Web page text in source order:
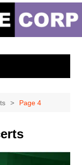
Corp –
Page 4